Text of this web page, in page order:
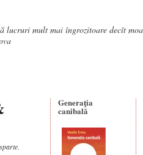
lucruri mult mai îngrozitoare decît
Generaţia
canibală